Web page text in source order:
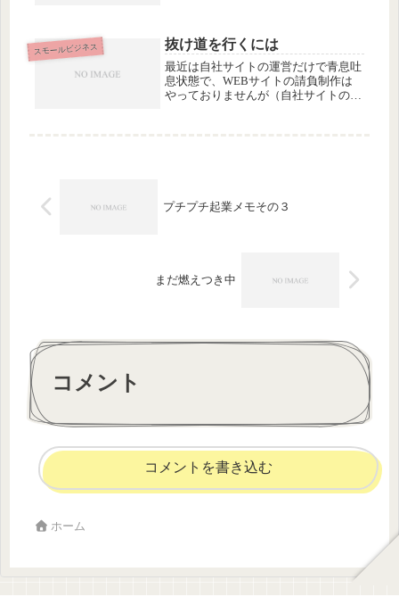
なくて、これはただひとえに、私のス
トレス解消のために書いた駄メモであ
り...
スモールビジネス 抜け道を行くには
最近は自社サイトの運営だけで青息吐
息状態で、WEBサイトの請負制作は
やっておりませんが（自社サイトの構
プチプチ起業メモその３
まだ燃えつき中
コメント
コメントを書き込む
ホーム